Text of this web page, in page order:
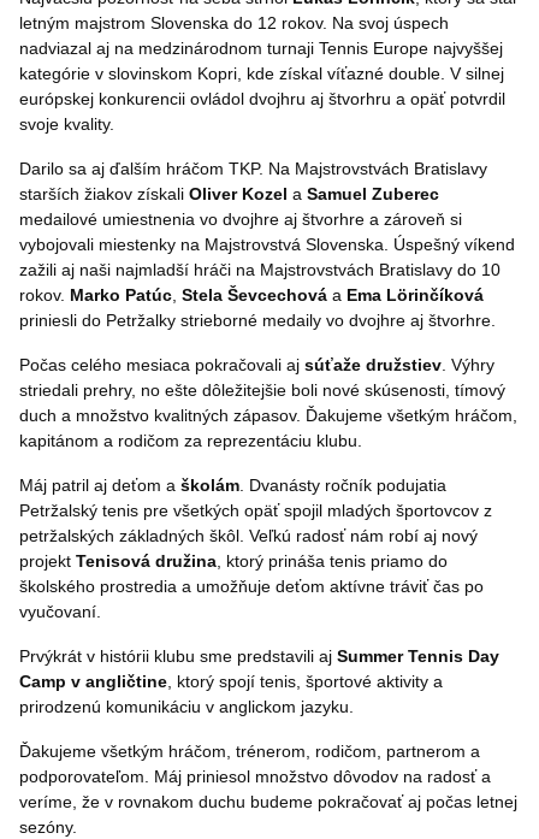
letným majstrom Slovenska do 12 rokov. Na svoj úspech
nadviazal aj na medzinárodnom turnaji Tennis Europe najvyššej
kategórie v slovinskom Kopri, kde získal víťazné double. V silnej
európskej konkurencii ovládol dvojhru aj štvorhru a opäť potvrdil
svoje kvality.
Darilo sa aj ďalším hráčom TKP. Na Majstrovstvách Bratislavy
starších žiakov získali Oliver Kozel a Samuel Zuberec
medailové umiestnenia vo dvojhre aj štvorhre a zároveň si
vybojovali miestenky na Majstrovstvá Slovenska. Úspešný víkend
zažili aj naši najmladší hráči na Majstrovstvách Bratislavy do 10
rokov. Marko Patúc Stela Ševcechová a Ema Lörinčíková
priniesli do Petržalky strieborné medaily vo dvojhre aj štvorhre.
Počas celého mesiaca pokračovali aj súťaže družstiev . Výhry
striedali prehry, no ešte dôležitejšie boli nové skúsenosti, tímový
duch a množstvo kvalitných zápasov. Ďakujeme všetkým hráčom,
kapitánom a rodičom za reprezentáciu klubu.
Máj patril aj deťom a školám . Dvanásty ročník podujatia
Petržalský tenis pre všetkých opäť spojil mladých športovcov z
petržalských základných škôl. Veľkú radosť nám robí aj nový
projekt Tenisová družina , ktorý prináša tenis priamo do
školského prostredia a umožňuje deťom aktívne tráviť čas po
vyučovaní.
Prvýkrát v histórii klubu sme predstavili aj Summer Tennis Day
Camp v angličtine , ktorý spojí tenis, športové aktivity a
prirodzenú komunikáciu v anglickom jazyku.
Ďakujeme všetkým hráčom, trénerom, rodičom, partnerom a
podporovateľom. Máj priniesol množstvo dôvodov na radosť a
veríme, že v rovnakom duchu budeme pokračovať aj počas letnej
sezóny.